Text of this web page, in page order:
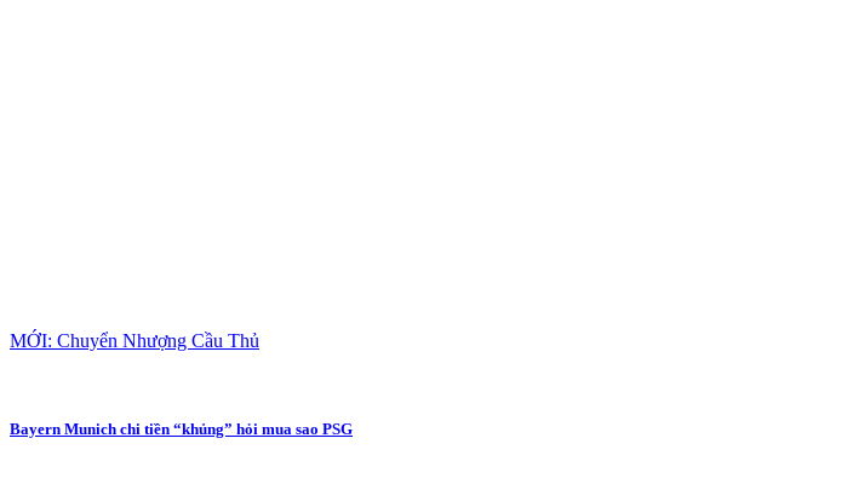
MỚI: Chuyển Nhượng Cầu Thủ
Bayern Munich chi tiền “khủng” hỏi mua sao PSG